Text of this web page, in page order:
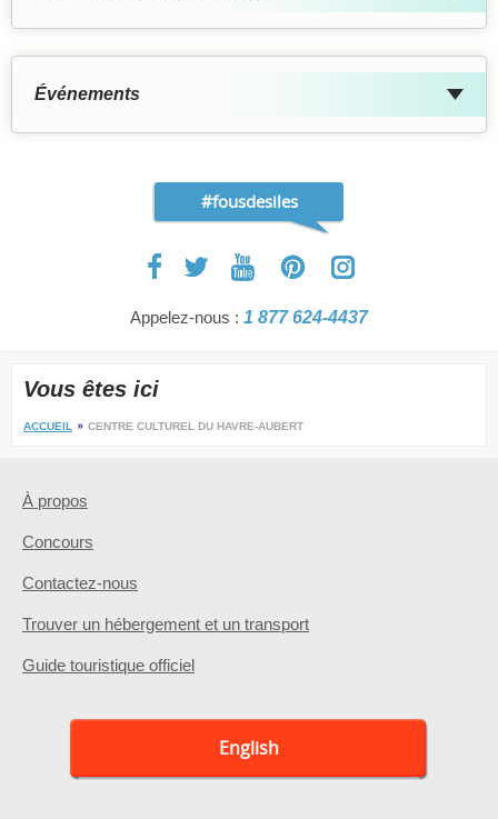
Événements
#fousdesiles
Appelez-nous : 1 877 624-4437
Vous êtes ici
ACCUEIL CENTRE CULTUREL DU HAVRE-AUBERT
À propos
Concours
Contactez-nous
Trouver un hébergement et un transport
Guide touristique officiel
English